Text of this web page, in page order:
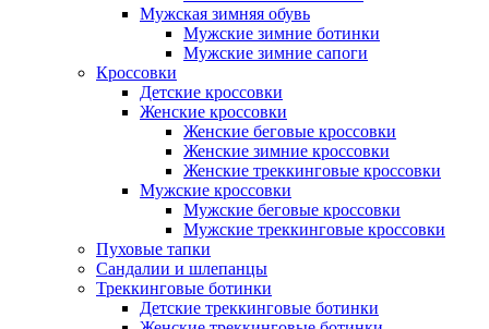
Мужская зимняя обувь
Мужские зимние ботинки
Мужские зимние сапоги
Кроссовки
Детские кроссовки
Женские кроссовки
Женские беговые кроссовки
Женские зимние кроссовки
Женские треккинговые кроссовки
Мужские кроссовки
Мужские беговые кроссовки
Мужские треккинговые кроссовки
Пуховые тапки
Сандалии и шлепанцы
Треккинговые ботинки
Детские треккинговые ботинки